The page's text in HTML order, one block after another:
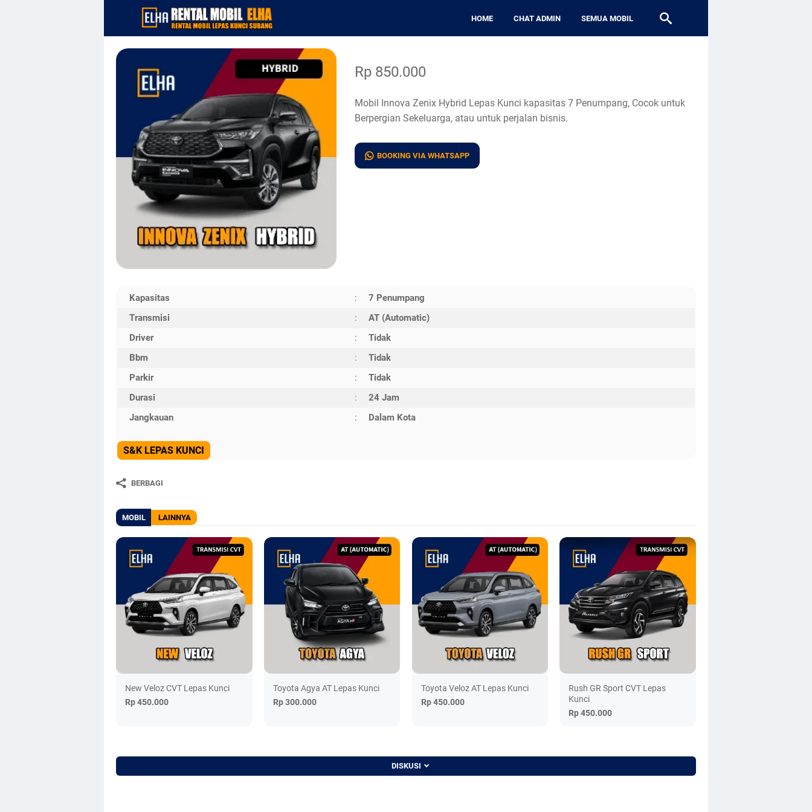
HOME CHAT ADMIN SEMUA MOBIL
Rp 850.000
Mobil Innova Zenix Hybrid Lepas Kunci kapasitas 7 Penumpang, Cocok untuk
Berpergian Sekeluarga, atau untuk perjalan bisnis.
BOOKING VIA WHATSAPP
Kapasitas :
7 Penumpang
Transmisi
:
AT (Automatic)
Driver
:
Tidak
Bbm
:
Tidak
Parkir
:
Tidak
Durasi
:
24 Jam
Jangkauan
: Dalam Kota
S&K LEPAS KUNCI
BERBAGI
MOBIL LAINNYA
New Veloz CVT Lepas Kunci
Rp 450.000
Toyota Agya AT Lepas Kunci
Rp 300.000
Toyota Veloz AT Lepas Kunci
Rp 450.000
Rush GR Sport CVT Lepas
Kunci
Rp 450.000
DISKUSI